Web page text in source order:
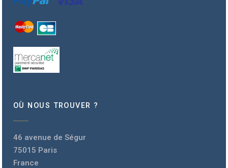
OÙ NOUS TROUVER ?
46 avenue de Ségur
75015 Paris
France